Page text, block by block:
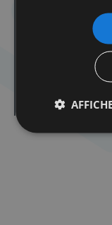
Atelier Tenou’a
Atelier Tenou’a
Cabaret Milmoul